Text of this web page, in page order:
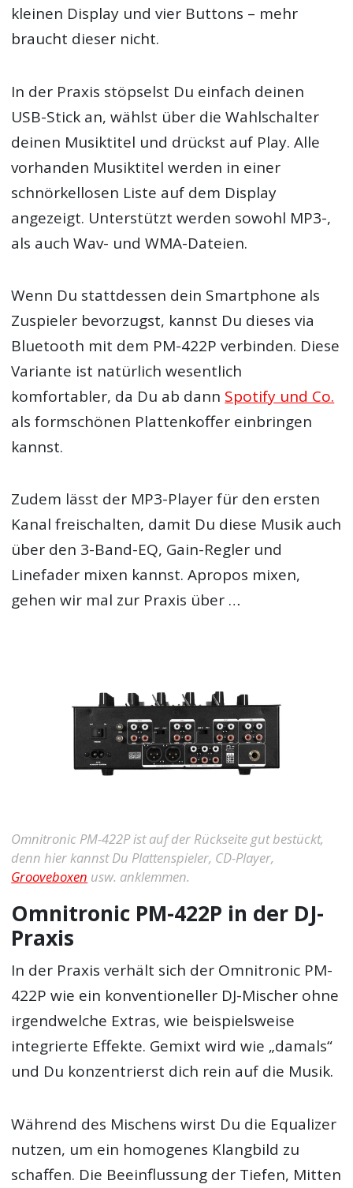
kleinen Display und vier Buttons – mehr
braucht dieser nicht.
In der Praxis stöpselst Du einfach deinen
USB-Stick an, wählst über die Wahlschalter
deinen Musiktitel und drückst auf Play. Alle
vorhanden Musiktitel werden in einer
schnörkellosen Liste auf dem Display
angezeigt. Unterstützt werden sowohl MP3-,
als auch Wav- und WMA-Dateien.
Wenn Du stattdessen dein Smartphone als
Zuspieler bevorzugst, kannst Du dieses via
Bluetooth mit dem PM-422P verbinden. Diese
Variante ist natürlich wesentlich
komfortabler, da Du ab dann Spotify und Co.
als formschönen Plattenkoffer einbringen
kannst.
Zudem lässt der MP3-Player für den ersten
Kanal freischalten, damit Du diese Musik auch
über den 3-Band-EQ, Gain-Regler und
Linefader mixen kannst. Apropos mixen,
gehen wir mal zur Praxis über …
Omnitronic PM-422P ist auf der Rückseite gut bestückt,
denn hier kannst Du Plattenspieler, CD-Player,
Grooveboxen usw. anklemmen.
Omnitronic PM-422P in der DJ-
Praxis
In der Praxis verhält sich der Omnitronic PM-
422P wie ein konventioneller DJ-Mischer ohne
irgendwelche Extras, wie beispielsweise
integrierte Effekte. Gemixt wird wie „damals“
und Du konzentrierst dich rein auf die Musik.
Während des Mischens wirst Du die Equalizer
nutzen, um ein homogenes Klangbild zu
schaffen. Die Beeinflussung der Tiefen, Mitten